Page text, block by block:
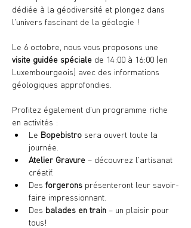
dédiée à la géodiversité et plongez dans
l'univers fascinant de la géologie !
Le 6 octobre, nous vous proposons une
visite guidée spéciale de 14:00 à 16:00 (en
Luxembourgeois) avec des informations
géologiques approfondies.
Profitez également d'un programme riche
en activités :
Le Bopebistro sera ouvert toute la
journée.
Atelier Gravure – découvrez l'artisanat
créatif.
Des forgerons présenteront leur savoir-
faire impressionnant.
Des balades en train – un plaisir pour
tous!